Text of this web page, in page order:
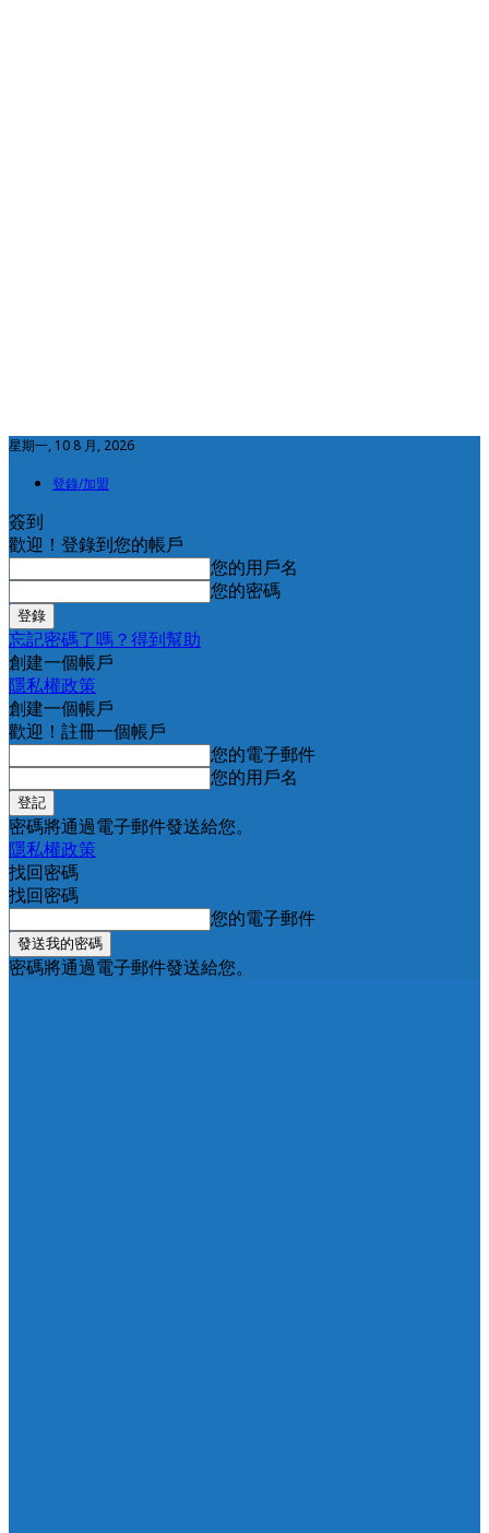
星期一, 10 8 月, 2026
登錄/加盟
簽到
歡迎！登錄到您的帳戶
您的用戶名
您的密碼
忘記密碼了嗎？得到幫助
創建一個帳戶
隱私權政策
創建一個帳戶
歡迎！註冊一個帳戶
您的電子郵件
您的用戶名
密碼將通過電子郵件發送給您。
隱私權政策
找回密碼
找回密碼
您的電子郵件
密碼將通過電子郵件發送給您。